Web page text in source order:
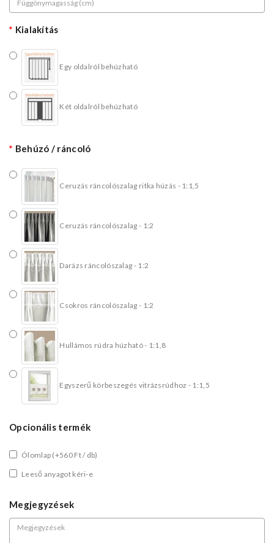
Kialakítás
Egy oldalról behúzható
Két oldalról behúzható
Behúzó / ráncoló
Ceruzás ráncolószalag ritka húzás - 1:1,5
Ceruzás ráncolószalag - 1:2
Darázs ráncolószalag - 1:2
Csokros ráncolószalag - 1:2
Hullámos rúdra húzható - 1:1,8
Egyszerű körbeszegés vitrázsrúdhoz - 1:1,5
Opcionális termék
Ólomlap (+560 Ft / db)
Leeső anyagot kéri-e
Megjegyzések